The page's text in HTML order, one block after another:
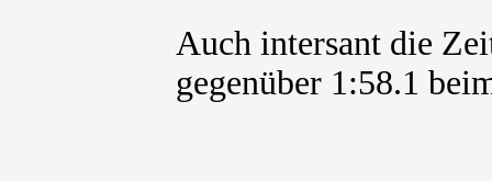
Auch intersant die
gegenüber 1:58.1